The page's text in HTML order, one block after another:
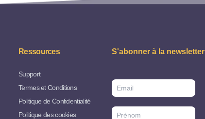
Ressources
Support
Termes et Conditions
Politique de Confidentialité
Politique des cookies
S'abonner à la newsletter